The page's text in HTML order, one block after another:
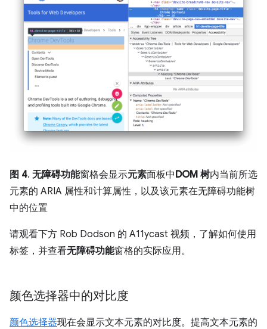
图 4. 无障碍功能窗格会显示元素面板中DOM 树内当前所选
元素的 ARIA 属性和计算属性，以及该元素在无障碍功能树
中的位置
请观看下方 Rob Dodson 的 A11ycast 视频，了解如何使用
标签，并查看无障碍功能窗格的实际应用。
颜色选择器中的对比度
颜色选择器现在会显示文本元素的对比度。提高文本元素的